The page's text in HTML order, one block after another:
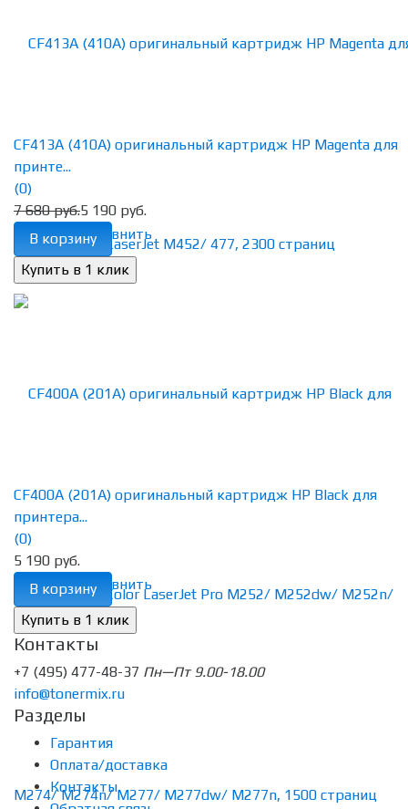
избранное сравнить
CF413A (410A) оригинальный картридж HP Magenta для
принте...
(0)
7 680 руб.5 190 руб.
В корзину
избранное сравнить
CF400A (201A) оригинальный картридж HP Black для
принтера...
(0)
5 190 руб.
В корзину
Контакты
+7 (495) 477-48-37 Пн—Пт 9.00-18.00
info@tonermix.ru
Разделы
Гарантия
Оплата/доставка
Контакты